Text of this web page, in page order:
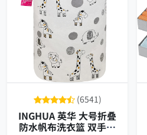
(6541)
INGHUA 英华 大号折叠
防水帆布洗衣篮 双手柄